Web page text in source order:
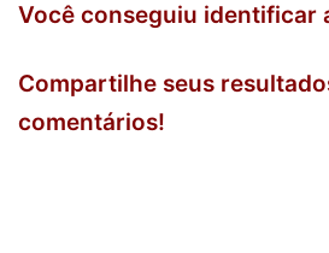
Você conseguiu identificar
Compartilhe seus
comentários!